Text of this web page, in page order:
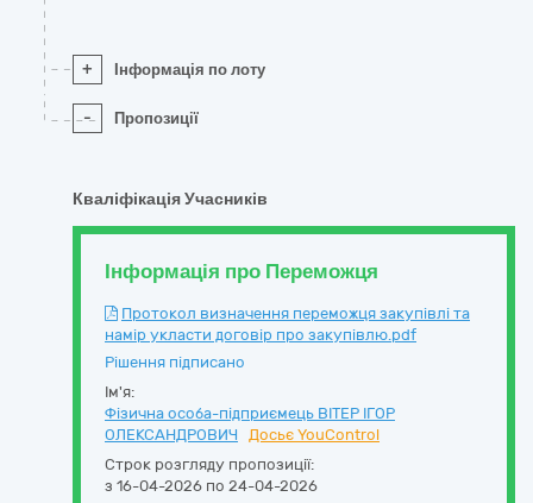
+ Інформація по лоту
- Пропозиції
Кваліфікація Учасників
Інформація про Переможця
Протокол визначення переможця закупівлі та
намір укласти договір про закупівлю.pdf
Рішення підписано
Ім'я:
Фізична особа-підприємець ВІТЕР ІГОР
ОЛЕКСАНДРОВИЧ
Досьє YouControl
Строк розгляду пропозиції:
з 16-04-2026 по 24-04-2026